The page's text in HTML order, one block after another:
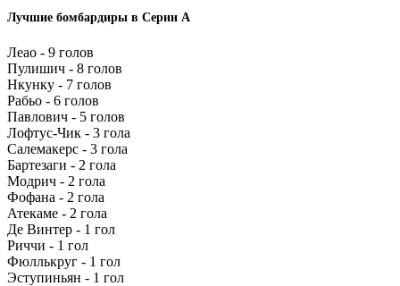
Лучшие бомбардиры в Серии А
Леао - 9 голов
Пулишич - 8 голов
Нкунку - 7 голов
Рабьо - 6 голов
Павлович - 5 голов
Лофтус-Чик - 3 гола
Салемакерс - 3 гола
Бартезаги - 2 гола
Модрич - 2 гола
Фофана - 2 гола
Атекаме - 2 гола
Де Винтер - 1 гол
Риччи - 1 гол
Фюллькруг - 1 гол
Эступиньян - 1 гол